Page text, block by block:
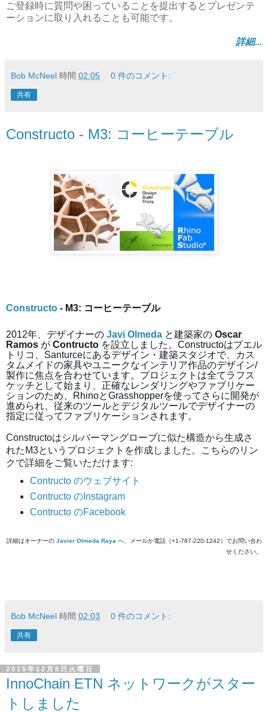
ご登録時に質問や困っていることを提出するとプレゼンテ
ーションに取り入れることも可能です。
詳細...
Bob McNeel 時間 02:05 0 件のコメント:
共有
Constructo - M3: コーヒーテーブル
Constructo - M3: コーヒーテーブル
2012年、デザイナーの Javi Olmeda と建築家の Oscar
Ramos が Contructo を設立しました。Constructoはプエル
トリコ、Santurceにあるデザイン・建築スタジオで、カス
タムメイドの家具やユニークなインテリア作品のデザイン/
製作に焦点を合わせています。プロジェクトは全てラフス
ケッチとして始まり、正確なレンダリングやファブリケー
ションのため、RhinoとGrasshopperを使ってさらに開発が
進められ、従来のツールとデジタルツールでデザイナーの
指定に従ってファブリケーションされます。
Constructoはシルバーマングローブに似た構造から生成さ
れたM3というプロジェクトを作成しました。こちらのリン
クで詳細をご覧いただけます:
Contructo のウェブサイト
Contructo のInstagram
Contructo のFacebook
詳細はオーナーの Javier Olmeda Raya へ、メールか電話（+1-787-220-1242）でお問い合わ
せください。
Bob McNeel 時間 02:03 0 件のコメント:
共有
2015年12月8日火曜日
InnoChain ETN ネットワークがスター
トしました